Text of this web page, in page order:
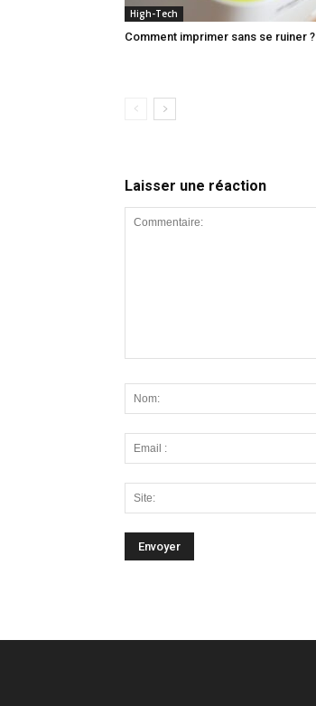
High-Tech
Comment imprimer sans se ruiner ?
Laisser une réaction